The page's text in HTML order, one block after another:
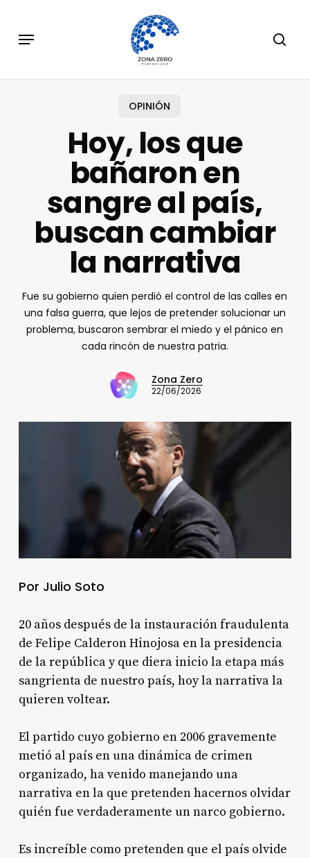
main
Menu
OPINIÓN
Hoy, los que
bañaron en
sangre al país,
buscan cambiar
la narrativa
Fue su gobierno quien perdió el control de las calles en
una falsa guerra, que lejos de pretender solucionar un
problema, buscaron sembrar el miedo y el pánico en
cada rincón de nuestra patria.
Zona Zero
22/06/2026
Por Julio Soto
20 años después de la instauración fraudulenta
de Felipe Calderon Hinojosa en la presidencia
de la república y que diera inicio la etapa más
sangrienta de nuestro país, hoy la narrativa la
quieren voltear.
El partido cuyo gobierno en 2006 gravemente
metió al país en una dinámica de crimen
organizado, ha venido manejando una
narrativa en la que pretenden hacernos olvidar
quién fue verdaderamente un narco gobierno.
Es increíble como pretenden que el país olvide